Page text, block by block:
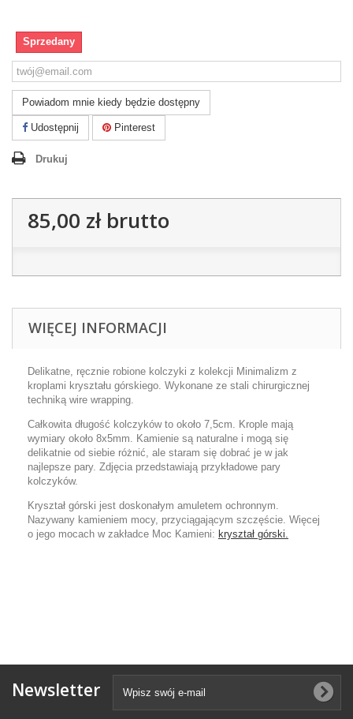
Sprzedany
Powiadom mnie kiedy będzie dostępny
Udostępnij Pinterest
Drukuj
85,00 złbrutto
WIĘCEJ INFORMACJI
Delikatne, ręcznie robione kolczyki z kolekcji Minimalizm z
kroplami kryształu górskiego. Wykonane ze stali chirurgicznej
techniką wire wrapping.
Całkowita długość kolczyków to około 7,5cm. Krople mają
wymiary około 8x5mm. Kamienie są naturalne i mogą się
delikatnie od siebie różnić, ale staram się dobrać je w jak
najlepsze pary. Zdjęcia przedstawiają przykładowe pary
kolczyków.
Kryształ górski jest doskonałym amuletem ochronnym.
Nazywany kamieniem mocy, przyciągającym szczęście. Więcej
o jego mocach w zakładce Moc Kamieni: kryształ górski.
Newsletter